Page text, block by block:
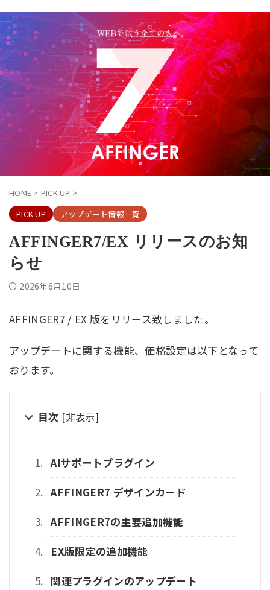
HOME > PICK UP >
PICK UP
アップデート情報一覧
AFFINGER7/EX リリースのお知
らせ
2026年6月10日
AFFINGER7 / EX 版をリリース致しました。
アップデートに関する機能、価格設定は以下となって
おります。
目次 [非表示]
AIサポートプラグイン
AFFINGER7 デザインカード
AFFINGER7の主要追加機能
EX版限定の追加機能
関連プラグインのアップデート